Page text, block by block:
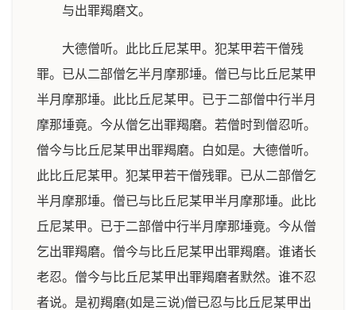
与出罪羯磨文。
大德僧听。此比丘尼某甲。犯某甲若干僧残
罪。已从二部僧乞半月摩那埵。僧已与比丘尼某甲
半月摩那埵。此比丘尼某甲。已于二部僧中行半月
摩那埵竟。今从僧乞出罪羯磨。若僧时到僧忍听。
僧今与比丘尼某甲出罪羯磨。白如是。大德僧听。
此比丘尼某甲。犯某甲若干僧残罪。已从二部僧乞
半月摩那埵。僧已与比丘尼某甲半月摩那埵。此比
丘尼某甲。已于二部僧中行半月摩那埵竟。今从僧
乞出罪羯磨。僧今与比丘尼某甲出罪羯磨。谁诸长
老忍。僧今与比丘尼某甲出罪羯磨者默然。谁不忍
者说。是初羯磨(如是三说)僧已忍与比丘尼某甲出